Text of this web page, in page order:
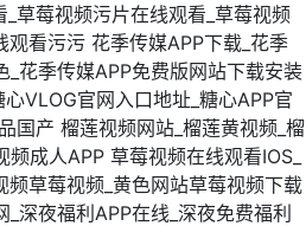
草莓视频污片在线观看_草莓视频
观看污污 花季传媒APP下载_花季
_花季传媒APP免费版网站下载安装
VLOG官网入口地址_糖心APP官
国产 榴莲视频网站_榴莲黄视频_榴
频成人APP 草莓视频在线观看IOS_
频草莓视频_黄色网站草莓视频下载
_深夜福利APP在线_深夜免费福利